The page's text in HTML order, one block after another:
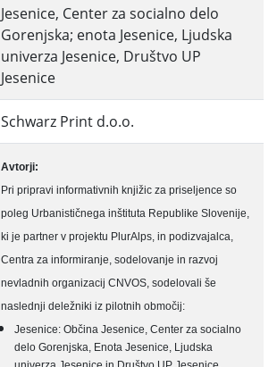
Jesenice, Center za socialno delo
Gorenjska; enota Jesenice, Ljudska
univerza Jesenice, Društvo UP
Jesenice
Schwarz Print d.o.o.
Avtorji:
Pri pripravi informativnih knjižic za priseljence so
poleg Urbanističnega inštituta Republike Slovenije,
ki je partner v projektu PlurAlps, in podizvajalca,
Centra za informiranje, sodelovanje in razvoj
nevladnih organizacij CNVOS, sodelovali še
naslednji deležniki iz pilotnih območij:
Jesenice: Občina Jesenice, Center za socialno
delo Gorenjska, Enota Jesenice, Ljudska